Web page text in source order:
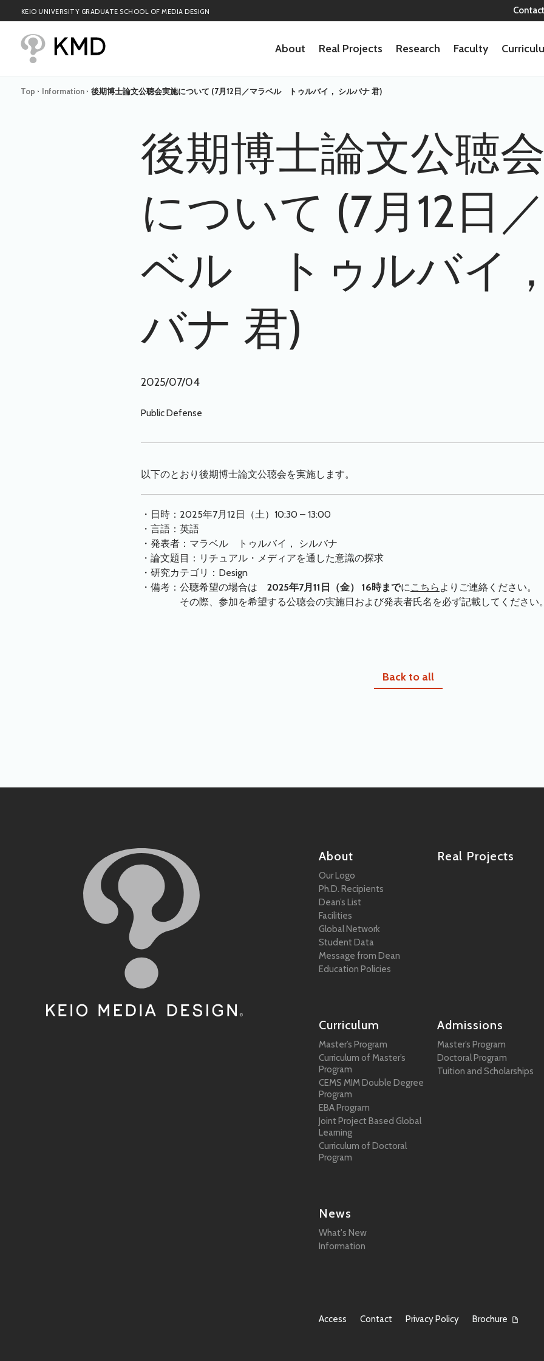
KEIO UNIVERSITY GRADUATE SCHOOL OF MEDIA DESIGN Contact
About Real Projects Research Faculty
Top > Information > 後期博士論文公聴会実施について (7月12日／マラベル トゥルバイ， シルバナ 君)
後期博士論文公聴
について (7月12日
ベル トゥルバイ
バナ 君)
2025/07/04
Public Defense
以下のとおり後期博士論文公聴会を実施します。
・日時：2025年7月12日（土）10:30 – 13:00
・言語：英語
・発表者：マラベル トゥルバイ， シルバナ
・論文題目：リチュアル・メディアを通した意識の探求
・研究カテゴリ：Design
・備考：公聴希望の場合は 2025年7月11日（金） 16時までにこちら よりご連絡ください。
その際、参加を希望する公聴会の実施日および発表者氏名を必ず記載してください
Back to all
About
Our Logo
Ph.D. Recipients
Dean’s List
Facilities
Global Network
Student Data
Message from Dean
Education Policies
Real Projects
Curriculum
Master’s Program
Curriculum of Master’s
Program
CEMS MIM Double Degree
Program
EBA Program
Joint Project Based Global
Learning
Curriculum of Doctoral
Program
Admissions
Master’s Program
Doctoral Program
Tuition and Scholarships
News
What's New
Information
Access Contact Privacy Policy Brochure